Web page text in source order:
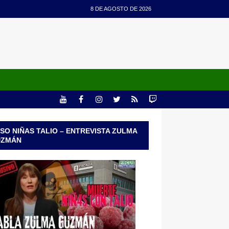
8 DE AGOSTO DE 2026
NIÑAS TALIO – ENTREVISTA ZULMA